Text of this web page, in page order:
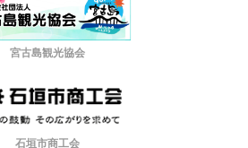
宮古島観光協会
石垣市商工会